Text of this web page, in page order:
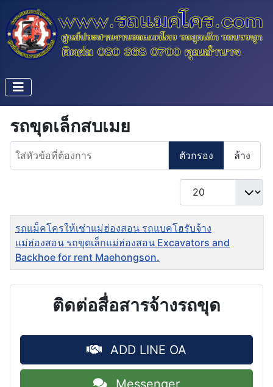
รถขุดเล็กสบเมย
ใส่หัวข้อที่ต้องการ
ตัวกรอง ล้าง
แสดง #
ชื่อ
รถแม็คโครให้เช่าแม่ฮ่องสอน รถแบคโฮรับจ้าง
แม่ฮ่องสอน รถขุดเล็กแม่ฮ่องสอน Excavators and
Backhoe for rent Maehongson.
ติดต่อสื่อสารจ้างรถขุด
ADD LINE OA
Messenger